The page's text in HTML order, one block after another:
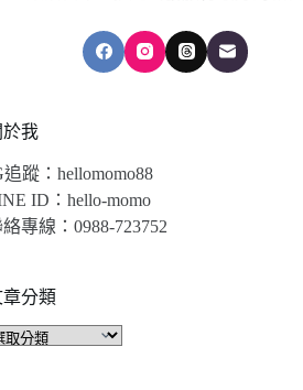
於我
追蹤：hellomomo88
ID：hello-momo
專線：0988-723752
分類